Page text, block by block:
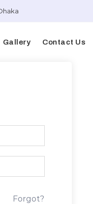
Gallery Contact Us
Forgot?